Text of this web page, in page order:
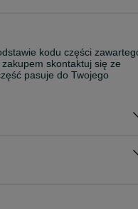
kodu części
skontaktuj się ze
pasuje do Twojego